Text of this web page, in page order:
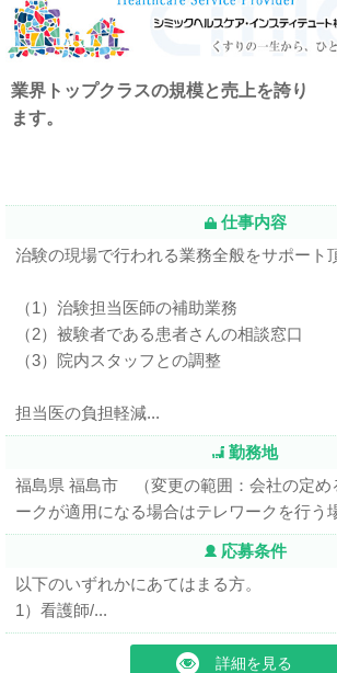
業界トップクラスの規模と売上を誇り
ます。
仕事内容
治験の現場で行われる業務全般をサポート
（1）治験担当医師の補助業務
（2）被験者である患者さんの相談窓口
（3）院内スタッフとの調整
担当医の負担軽減...
勤務地
福島県 福島市 （変更の範囲：会社の定め
ークが適用になる場合はテレワークを行う
応募条件
以下のいずれかにあてはまる方。
1）看護師/...
詳細を見る